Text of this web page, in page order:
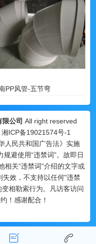
PP风管-五节弯
公司 All right reserved
湘ICP备19021574号-1
人民共和国广告法》实施
避使用“违禁词”。故即日
相关“违禁词”介绍的文字或
失效，不支持以任何"违禁
相勒索行为。凡访客访问
！感谢配合！